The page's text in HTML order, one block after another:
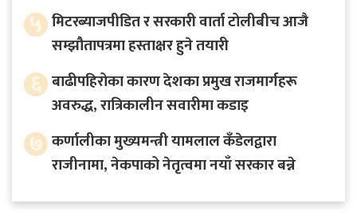
५ मिटरब्याजपीडित र सरकारी वार्ता टोलीबीच आजै
सम्झौतापत्रमा हस्ताक्षर हुने तयारी
६ बाढीपहिरोका कारण देशका प्रमुख राजमार्गहरू
अवरुद्ध, रात्रिकालीन सवारीमा कडाइ
७ कर्णालीका मुख्यमन्त्री यामलाल कँडेलद्वारा
राजीनामा, नेकपाको नेतृत्वमा नयाँ सरकार बन्ने